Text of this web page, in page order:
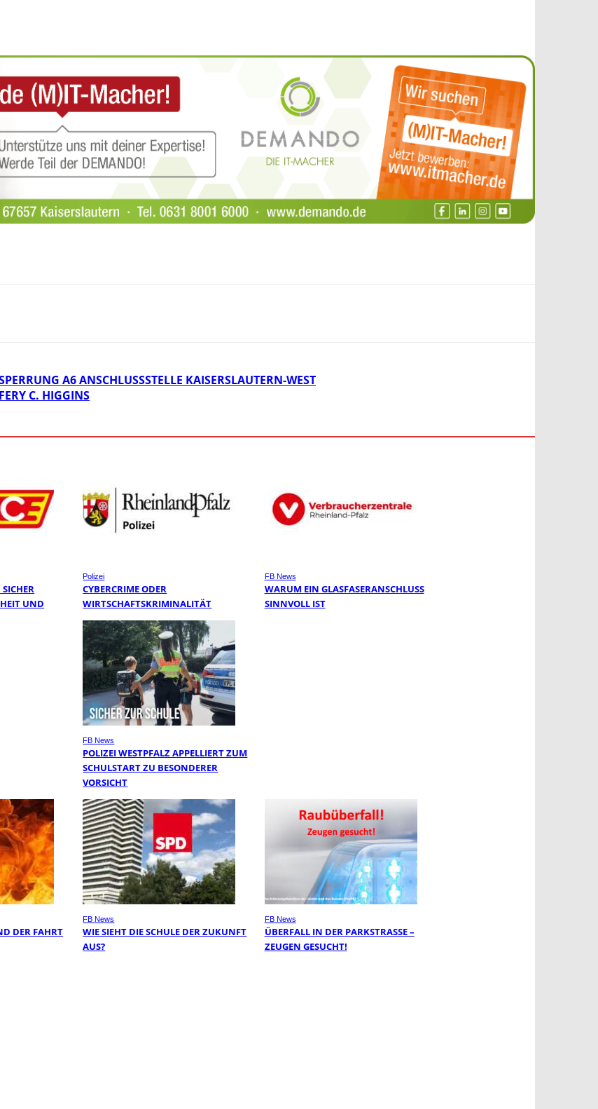
A6 ANSCHLUSSSTELLE KAISERSLAUTERN-WEST
C. HIGGINS
UND
Polizei
CYBERCRIME ODER
WIRTSCHAFTSKRIMINALITÄT
FB News
WARUM EIN GLASFASERANSCHLUSS
SINNVOLL IST
FB News
POLIZEI WESTPFALZ APPELLIERT ZUM
SCHULSTART ZU BESONDERER
VORSICHT
DER FAHRT
FB News
WIE SIEHT DIE SCHULE DER ZUKUNFT
AUS?
FB News
ÜBERFALL IN DER PARKSTRASSE – Z
EUGEN GESUCHT!